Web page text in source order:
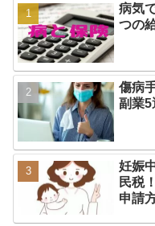
病気
つの
傷病
副業5
妊娠
民税
申請